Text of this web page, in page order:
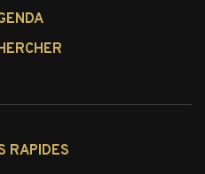
RAPIDES